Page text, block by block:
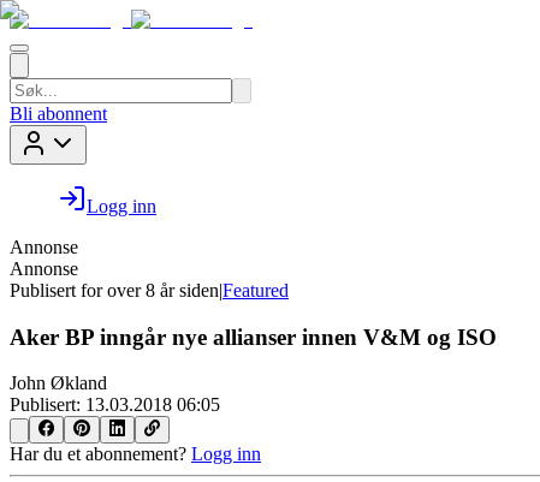
Bli abonnent
Logg inn
Annonse
Annonse
Publisert for over 8 år siden|Featured
Aker BP inngår nye allianser innen V&M og ISO
John Økland
Publisert: 13.03.2018 06:05
Har du et abonnement? Logg inn